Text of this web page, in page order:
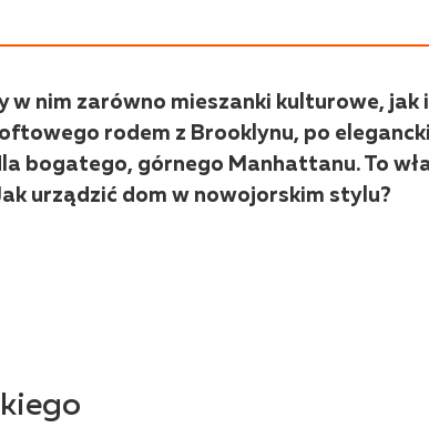
nim zarówno mieszanki kulturowe, jak
rodem z Brooklynu, po
bogatego, górnego Manhattanu. To
urządzić dom w nowojorskim stylu?